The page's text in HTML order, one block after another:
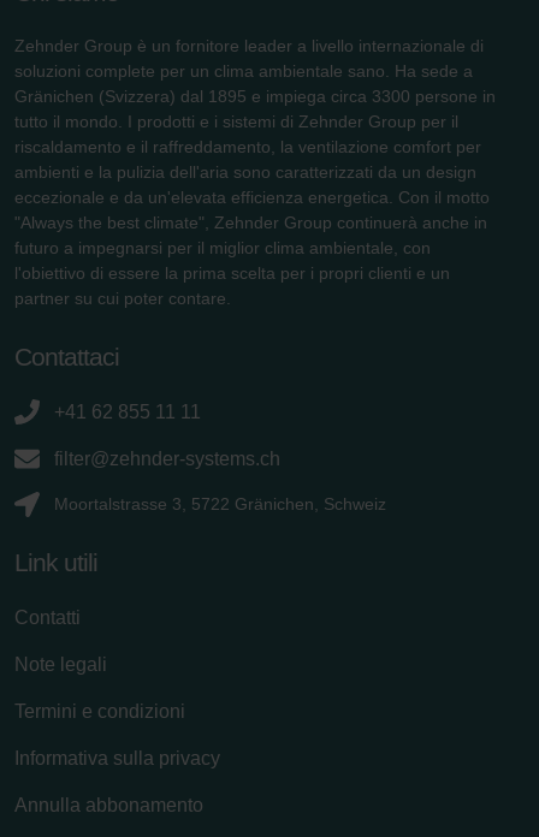
Zehnder Group è un fornitore leader a livello internazionale di
soluzioni complete per un clima ambientale sano. Ha sede a
Gränichen (Svizzera) dal 1895 e impiega circa 3300 persone in
tutto il mondo. I prodotti e i sistemi di Zehnder Group per il
riscaldamento e il raffreddamento, la ventilazione comfort per
ambienti e la pulizia dell'aria sono caratterizzati da un design
eccezionale e da un'elevata efficienza energetica. Con il motto
"Always the best climate", Zehnder Group continuerà anche in
futuro a impegnarsi per il miglior clima ambientale, con
l'obiettivo di essere la prima scelta per i propri clienti e un
partner su cui poter contare.
Contattaci
+41 62 855 11 11
filter@zehnder-systems.ch
Moortalstrasse 3, 5722 Gränichen, Schweiz
Link utili
Contatti
Note legali
Termini e condizioni
Informativa sulla privacy
Annulla abbonamento